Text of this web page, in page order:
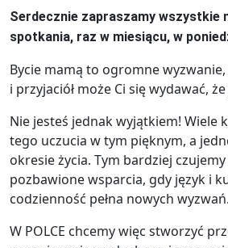
Serdecznie zapraszamy wszystkie
spotkania, raz w miesiącu, w
Bycie mamą to ogromne
i przyjaciół może Ci się wydawać,
Nie jesteś jednak wyjątkiem! Wiele
tego uczucia w tym pięknym, a
okresie życia. Tym bardziej
pozbawione wsparcia, gdy język i
codzienność pełna nowych wyzwań.
W POLCE chcemy więc stworzyć